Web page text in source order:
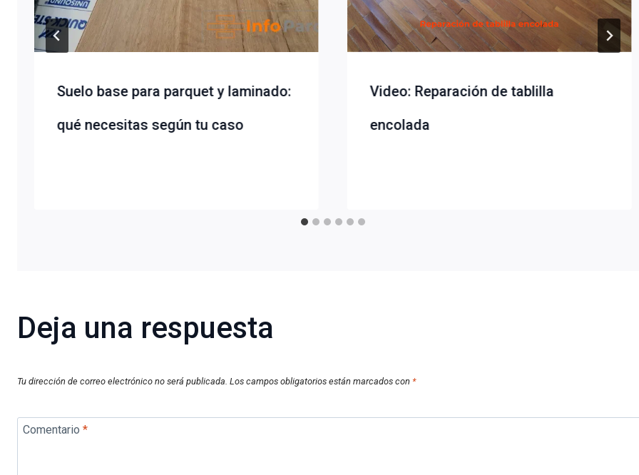
Suelo base para parquet y laminado:
qué necesitas según tu caso
Video: Reparación de tablilla
encolada
Deja una respuesta
Tu dirección de correo electrónico no será publicada. Los campos obligatorios están marcados con *
Comentario *